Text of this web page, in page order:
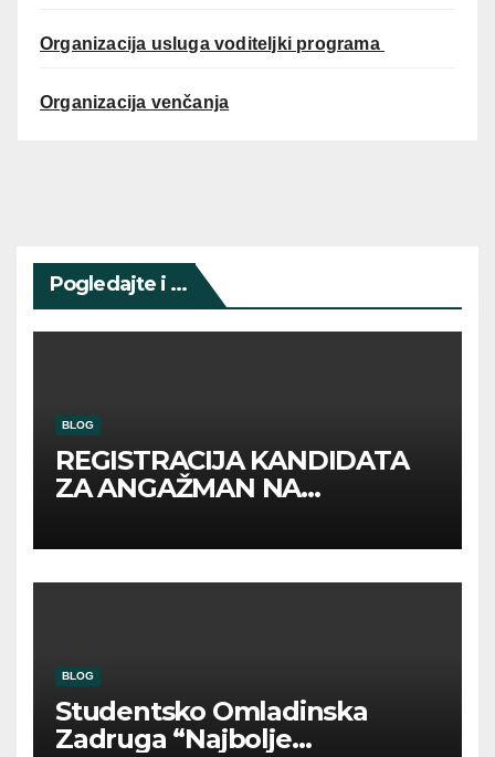
Organizacija usluga voditeljki programa
Organizacija venčanja
Pogledajte i ...
BLOG
REGISTRACIJA KANDIDATA
ZA ANGAŽMAN NA
BLOG
Studentsko Omladinska
Zadruga “Najbolje